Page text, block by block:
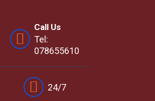
Call Us
Tel:
078655610
24/7